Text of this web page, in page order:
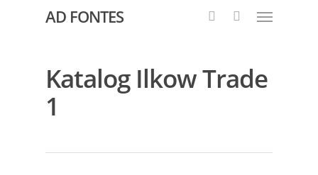
AD FONTES
Katalog Ilkow Trade
1